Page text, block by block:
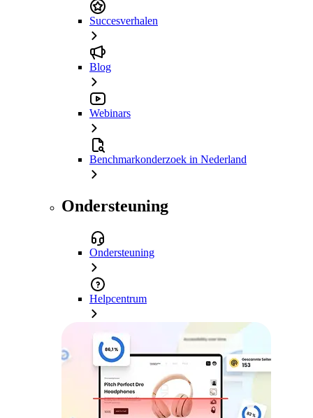
Succesverhalen
Blog
Webinars
Benchmarkonderzoek in Nederland
Ondersteuning
Ondersteuning
Helpcentrum